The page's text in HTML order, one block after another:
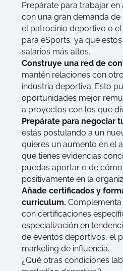
Prepárate para trabajar
con una gran demanda
el patrocinio deportivo o
para eSports, ya que
salarios más altos.
Construye una red de
mantén relaciones con
industria deportiva. Esto
oportunidades mejor
a proyectos con los que
Prepárate para negociar
estás postulando a un
quieres un aumento en el
que tienes evidencias
puedas aportar o de
positivamente en la
Añade certificados y
currículum.
con certificaciones
especialización en
de eventos deportivos, el
marketing de influencia.
¿Qué otras condiciones